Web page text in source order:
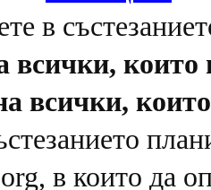
в
всички,
всички,
в които да